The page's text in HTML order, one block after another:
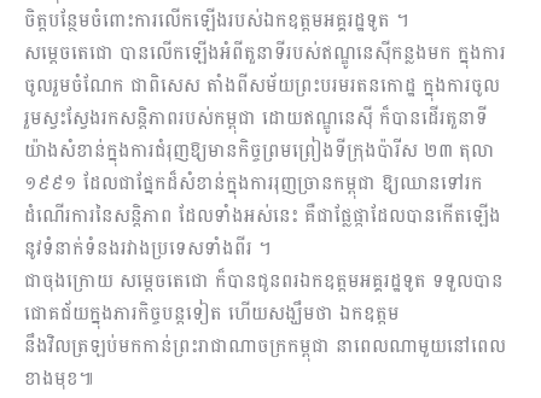
ចិត្តបន្ថែមចំពោះការលើកឡើងរបស់ឯកឧត្ដមអគ្គរដ្ឋទូត ។
សម្ដេចតេជោ បានលើកឡើងអំពីតួនាទីរបស់ឥណ្ឌូនេស៊ីកន្លងមក ក្នុងការ
ចូលរួមចំណែក ជាពិសេស តាំងពីសម័យព្រះបរមរតនកោដ្ឋ ក្នុងការចូល
រួមស្វះស្វែងរកសន្តិភាពរបស់កម្ពុជា ដោយឥណ្ឌូនេស៊ី ក៏បានដើរតួនាទី
យ៉ាងសំខាន់ក្នុងការជំរុញឱ្យមានកិច្ចព្រមព្រៀងទីក្រុងប៉ារីស ២៣ តុលា
១៩៩១ ដែលជាផ្នែកដ៏សំខាន់ក្នុងការរុញច្រានកម្ពុជា ឱ្យឈានទៅរក
ដំណើរការនៃសន្តិភាព ដែលទាំងអស់នេះ គឺជាផ្លែផ្កាដែលបានកើតឡើង
នូវទំនាក់ទំនងរវាងប្រទេសទាំងពីរ ។
ជាចុងក្រោយ សម្ដេចតេជោ ក៏បានជូនពរឯកឧត្ដមអគ្គរដ្ឋទូត ទទួលបាន
ជោគជ័យក្នុងភារកិច្ចបន្តទៀត ហើយសង្ឃឹមថា ឯកឧត្ដម
នឹងវិលត្រឡប់មកកាន់ព្រះរាជាណាចក្រកម្ពុជា នាពេលណាមួយនៅពេល
ខាងមុខ៕